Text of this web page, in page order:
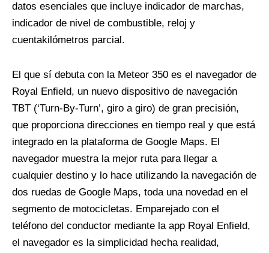
datos esenciales que incluye indicador de marchas,
indicador de nivel de combustible, reloj y
cuentakilómetros parcial.
El que sí debuta con la Meteor 350 es el navegador de
Royal Enfield, un nuevo dispositivo de navegación
TBT (‘Turn-By-Turn’, giro a giro) de gran precisión,
que proporciona direcciones en tiempo real y que está
integrado en la plataforma de Google Maps. El
navegador muestra la mejor ruta para llegar a
cualquier destino y lo hace utilizando la navegación de
dos ruedas de Google Maps, toda una novedad en el
segmento de motocicletas. Emparejado con el
teléfono del conductor mediante la app Royal Enfield,
el navegador es la simplicidad hecha realidad,